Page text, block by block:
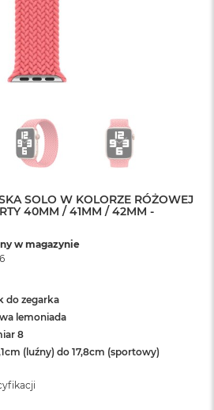
SOLO W KOLORZE RÓŻOWEJ
40MM / 41MM / 42MM -
w magazynie
do zegarka
lemoniada
8
(luźny) do 17,8cm (sportowy)